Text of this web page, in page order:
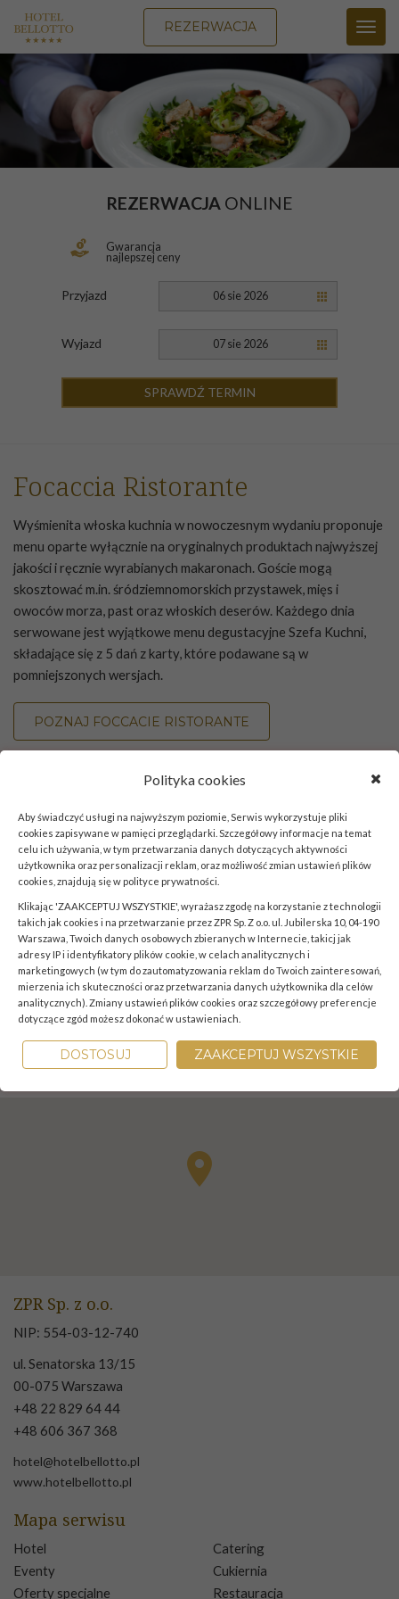
REZERWACJA
REZERWACJA ONLINE
Gwarancja
najlepszej ceny
Przyjazd 06 sie 2026
Wyjazd 07 sie 2026
SPRAWDŹ TERMIN
Focaccia Ristorante
Wyśmienita włoska kuchnia w nowoczesnym wydaniu proponuje
menu oparte wyłącznie na oryginalnych produktach najwyższej
jakości i ręcznie wyrabianych makaronach. Goście mogą
skosztować m.in. śródziemnomorskich przystawek, mięs i
owoców morza, past oraz włoskich deserów. Każdego dnia
serwowane jest wyjątkowe menu degustacyjne Szefa Kuchni,
składające się z 5 dań z karty, które podawane są w
pomniejszonych wersjach.
POZNAJ FOCCACIE RISTORANTE
Kontakt
ZPR Sp. z o.o.
NIP: 554-03-12-740
ul. Senatorska 13/15
00-075 Warszawa
+48 22 829 64 44
+48 606 367 368
hotel@hotelbellotto.pl
www.hotelbellotto.pl
Mapa serwisu
Hotel
Eventy
Oferty specjalne
Catering
Cukiernia
Restauracja
Polityka cookies
Aby świadczyć usługi na najwyższym poziomie, Serwis wykorzystuje pliki
cookies zapisywane w pamięci przeglądarki. Szczegółowy informacje na temat
celu ich używania, w tym przetwarzania danych dotyczących aktywności
użytkownika oraz personalizacji reklam, oraz możliwość zmian ustawień plików
cookies, znajdują się w polityce prywatności
Klikając 'ZAAKCEPTUJ WSZYSTKIE', wyrażasz zgodę na korzystanie z technologii
takich jak cookies i na przetwarzanie przez ZPR Sp. Z o.o. ul. Jubilerska 10, 04-190
Warszawa, Twoich danych osobowych zbieranych w Internecie, takicj jak
adresy IP i identyfikatory plików cookie, w celach analitycznych i
marketingowych (w tym do zautomatyzowania reklam do Twoich zainteresowań,
mierzenia ich skuteczności oraz przetwarzania danych użytkownika dla celów
analitycznych). Zmiany ustawień plików cookies oraz szczegółowy preferencje
dotyczące zgód możesz dokonać w ustawieniach.
DOSTOSUJ ZAAKCEPTUJ WSZYSTKIE